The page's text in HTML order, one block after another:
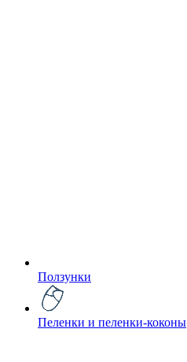
Ползунки
Пеленки и пеленки-коконы